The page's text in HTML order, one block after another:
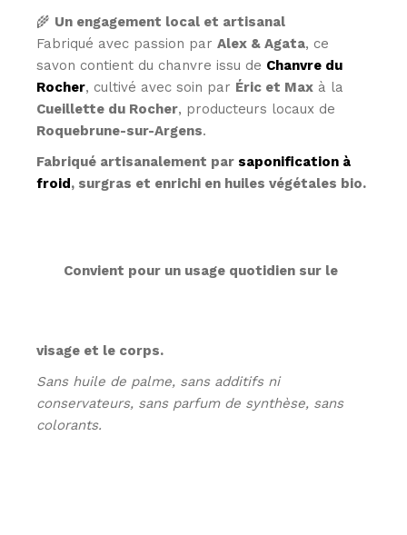
🌾 Un engagement local et artisanal
Fabriqué avec passion parAlex & Agata, ce
savon contient du chanvre issu de Chanvre du
Rocher, cultivé avec soin par Éric et Max à la
Cueillette du Rocher, producteurs locaux de
Roquebrune-sur-Argens.
Fabriqué artisanalement par saponification à
froid, surgras et enrichi en huiles végétales bio.
Convient pour un usage quotidien sur le
visage et le corps.
Sans huile de palme, sans additifs ni
conservateurs, sans parfum de synthèse, sans
colorants.